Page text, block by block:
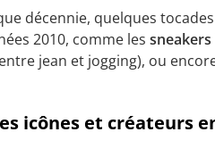
décennie, quelques
2010, comme les
jean et jogging), ou
icônes et créateurs